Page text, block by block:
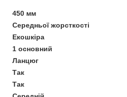
450 мм
Середньої жорсткості
Екошкіра
1 основний
Ланцюг
Так
Так